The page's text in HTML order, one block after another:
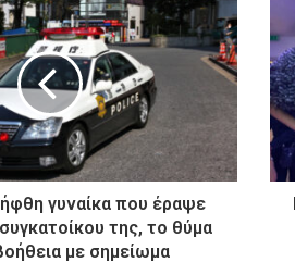
γυναίκα που έραψε
της, το θύμα
με σημείωμα